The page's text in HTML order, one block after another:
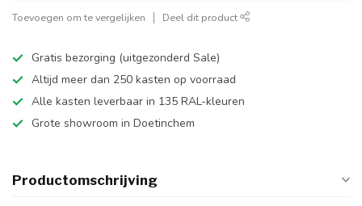
Toevoegen om te vergelijken Deel dit product
Gratis bezorging (uitgezonderd Sale)
Altijd meer dan 250 kasten op voorraad
Alle kasten leverbaar in 135 RAL-kleuren
Grote showroom in Doetinchem
Productomschrijving